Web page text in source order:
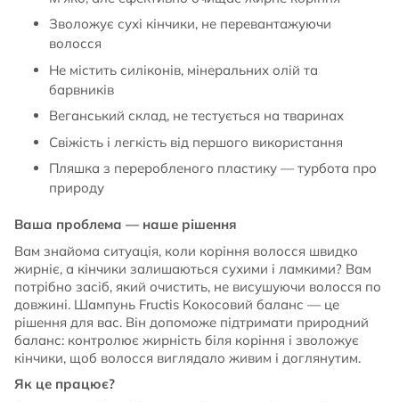
Зволожує сухі кінчики, не перевантажуючи
волосся
Не містить силіконів, мінеральних олій та
барвників
Веганський склад, не тестується на тваринах
Свіжість і легкість від першого використання
Пляшка з переробленого пластику — турбота про
природу
Ваша проблема — наше рішення
Вам знайома ситуація, коли коріння волосся швидко
жирніє, а кінчики залишаються сухими і ламкими? Вам
потрібно засіб, який очистить, не висушуючи волосся по
довжині. Шампунь Fructis Кокосовий баланс — це
рішення для вас. Він допоможе підтримати природний
баланс: контролює жирність біля коріння і зволожує
кінчики, щоб волосся виглядало живим і доглянутим.
Як це працює?